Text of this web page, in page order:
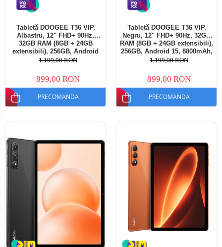
Tabletă DOOGEE T36 VIP,
Albastru, 12" FHD+ 90Hz,
32GB RAM (8GB + 24GB
extensibili), 256GB, Android
15, 8800mAh, Dual SIM
1.199,00 RON
899,00 RON
PRECOMANDA
Tabletă DOOGEE T36 VIP,
Negru, 12" FHD+ 90Hz, 32GB
RAM (8GB + 24GB extensibili),
256GB, Android 15, 8800mAh,
Dual SIM
1.199,00 RON
899,00 RON
PRECOMANDA